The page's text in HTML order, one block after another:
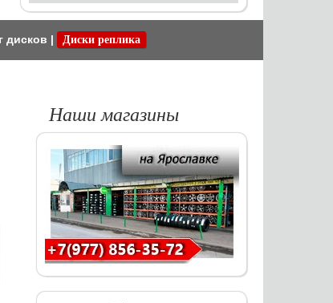
дисков | Диски реплика
Наши магазины